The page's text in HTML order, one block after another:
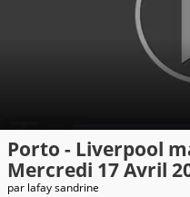
Porto - Liverpool
Mercredi 17 Avril
par lafay sandrine